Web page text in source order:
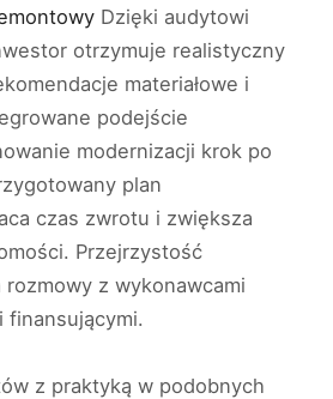
Dzięki audytowi
otrzymuje realistyczny
materiałowe i
podejście
modernizacji krok po
plan
czas zwrotu i zwiększa
Przejrzystość
rozmowy z wykonawcami
finansującymi.
z praktyką w podobnych